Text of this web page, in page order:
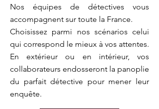
Nos équipes de détectives vous
accompagnent sur toute la France.
Choisissez parmi nos scénarios celui
qui correspond le mieux à vos attentes.
En extérieur ou en intérieur, vos
collaborateurs endosseront la panoplie
du parfait détective pour mener leur
enquête.